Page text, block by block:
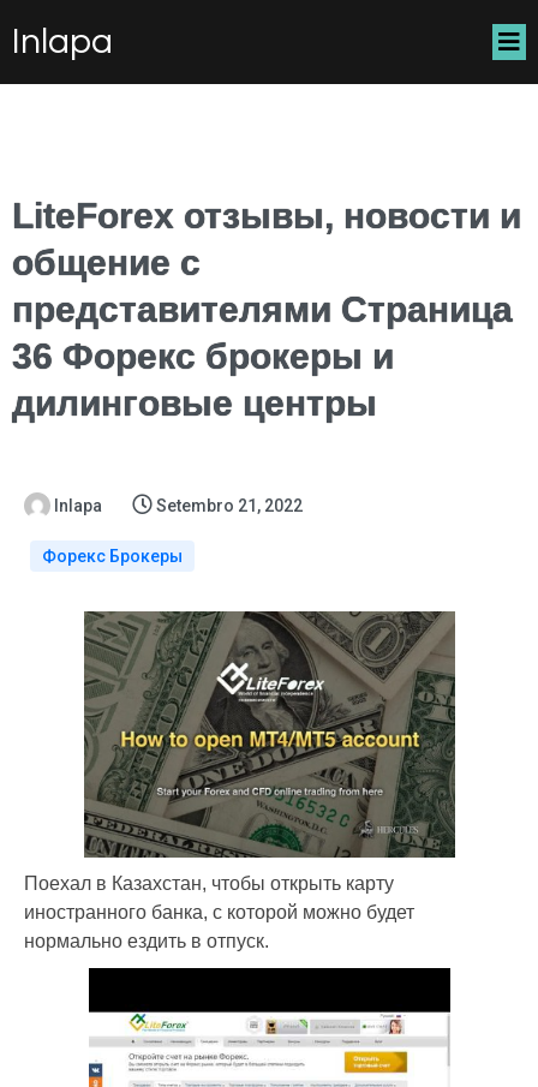
Inlapa
LiteForex отзывы, новости и
общение с
представителями Страница
36 Форекс брокеры и
дилинговые центры
Inlapa Setembro 21, 2022
Форекс Брокеры
Поехал в Казахстан, чтобы открыть карту
иностранного банка, с которой можно будет
нормально ездить в отпуск.